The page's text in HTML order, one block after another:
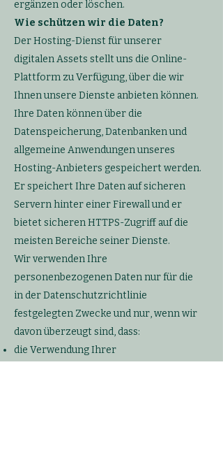
ergänzen oder löschen.
Wie schützen wir die Daten?
Der Hosting-Dienst für unserer
digitalen Assets stellt uns die Online-
Plattform zu Verfügung, über die wir
Ihnen unsere Dienste anbieten können.
Ihre Daten können über die
Datenspeicherung, Datenbanken und
allgemeine Anwendungen unseres
Hosting-Anbieters gespeichert werden.
Er speichert Ihre Daten auf sicheren
Servern hinter einer Firewall und er
bietet sicheren HTTPS-Zugriff auf die
meisten Bereiche seiner Dienste.
Wir verwenden Ihre
personenbezogenen Daten nur für die
in der Datenschutzrichtlinie
festgelegten Zwecke und nur, wenn wir
davon überzeugt sind, dass:
die Verwendung Ihrer